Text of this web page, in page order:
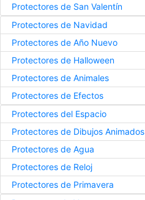
Protectores de San Valentín
Protectores de Navidad
Protectores de Año Nuevo
Protectores de Halloween
Protectores de Animales
Protectores de Efectos
Protectores del Espacio
Protectores de Dibujos Animados
Protectores de Agua
Protectores de Reloj
Protectores de Primavera